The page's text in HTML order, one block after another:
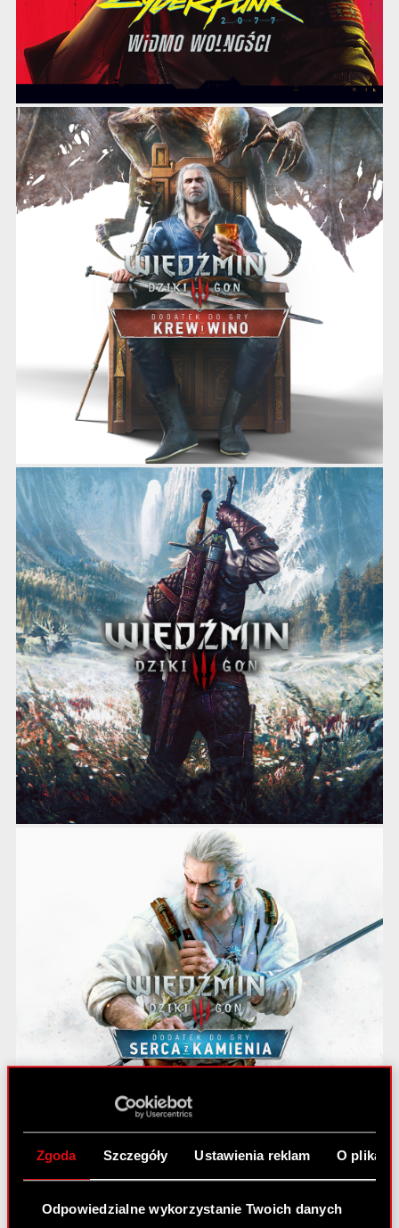
Zgoda Szczegóły Ustawienia reklam O
Odpowiedzialne wykorzystanie Twoich danych